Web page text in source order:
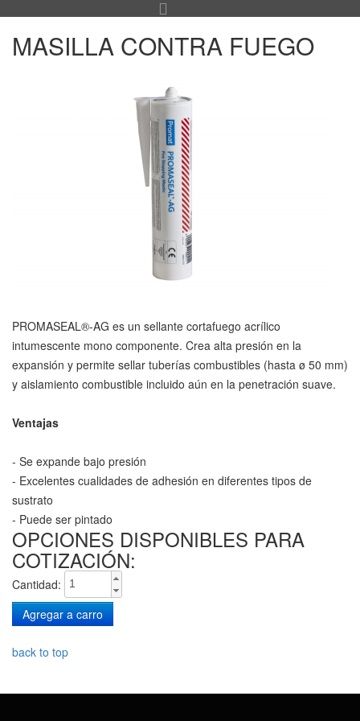
MASILLA CONTRA FUEGO
PROMASEAL®-AG es un sellante cortafuego acrílico
intumescente mono componente. Crea alta presión en la
expansión y permite sellar tuberías combustibles (hasta ø 50 mm)
y aislamiento combustible incluido aún en la penetración suave.
Ventajas
- Se expande bajo presión
- Excelentes cualidades de adhesión en diferentes tipos de
sustrato
- Puede ser pintado
OPCIONES DISPONIBLES PARA
COTIZACIÓN:
Cantidad:
back to top